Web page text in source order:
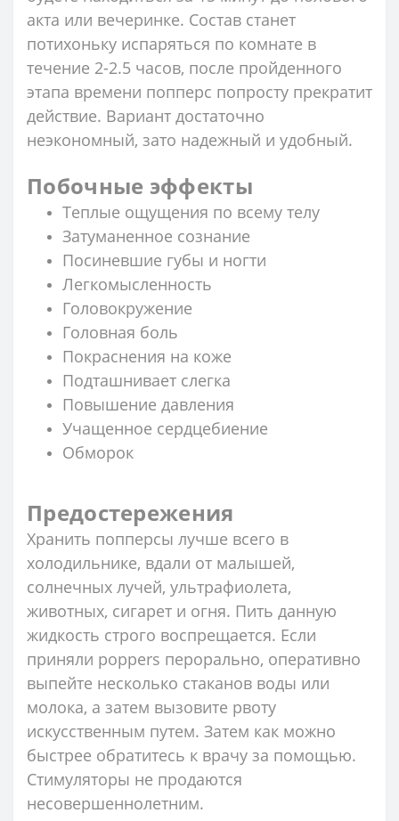
акта или вечеринке. Состав станет
потихоньку испаряться по комнате в
течение 2-2.5 часов, после пройденного
этапа времени попперс попросту прекратит
действие. Вариант достаточно
неэкономный, зато надежный и удобный.
Побочные эффекты
Теплые ощущения по всему телу
Затуманенное сознание
Посиневшие губы и ногти
Легкомысленность
Головокружение
Головная боль
Покраснения на коже
Подташнивает слегка
Повышение давления
Учащенное сердцебиение
Обморок
Предостережения
Хранить попперсы лучше всего в
холодильнике, вдали от малышей,
солнечных лучей, ультрафиолета,
животных, сигарет и огня. Пить данную
жидкость строго воспрещается. Если
приняли poppers перорально, оперативно
выпейте несколько стаканов воды или
молока, а затем вызовите рвоту
искусственным путем. Затем как можно
быстрее обратитесь к врачу за помощью.
Стимуляторы не продаются
несовершеннолетним.